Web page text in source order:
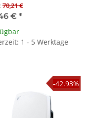
: 70,21 €
€ *
1 - 5 Werktage
-42.93%